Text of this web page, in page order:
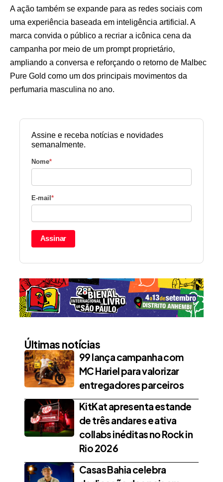
A ação também se expande para as redes sociais com
uma experiência baseada em inteligência artificial. A
marca convida o público a recriar a icônica cena da
campanha por meio de um prompt proprietário,
ampliando a conversa e reforçando o retorno de Malbec
Pure Gold como um dos principais movimentos da
perfumaria masculina no ano.
Assine e receba notícias e novidades
semanalmente.
Nome*
E-mail *
Assinar
Últimas notícias
99 lança campanha com
MC Hariel para valorizar
entregadores parceiros
KitKat apresenta estande
de três andares e ativa
collabs inéditas no Rock in
Rio 2026
Casas Bahia celebra